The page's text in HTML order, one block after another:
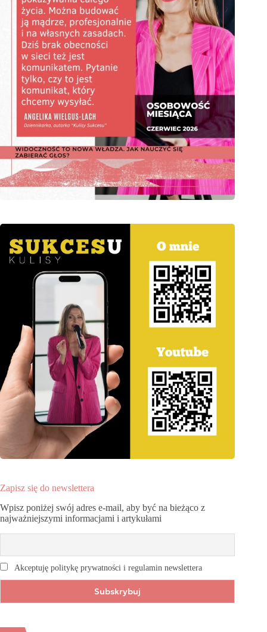
Zapisz się do newslettera
Wpisz poniżej swój adres e-mail, aby być na bieżąco z
najważniejszymi informacjami i artykułami
Akceptuję politykę prywatności i regulamin newslettera